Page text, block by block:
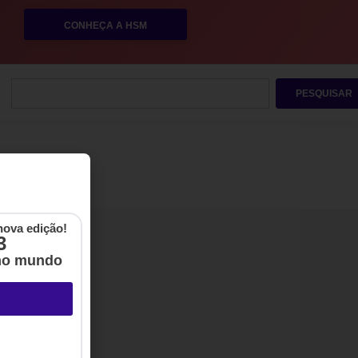
CONHEÇA A HSM
PESQUISAR
edição!
mundo